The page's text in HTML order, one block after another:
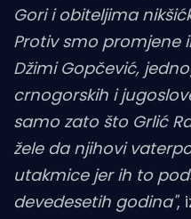
Gori i obiteljima
Protiv smo promjene
Džimi Gopčević,
crnogorskih i
samo zato što Grlić
žele da njihovi
utakmice jer ih to
devedesetih godina",